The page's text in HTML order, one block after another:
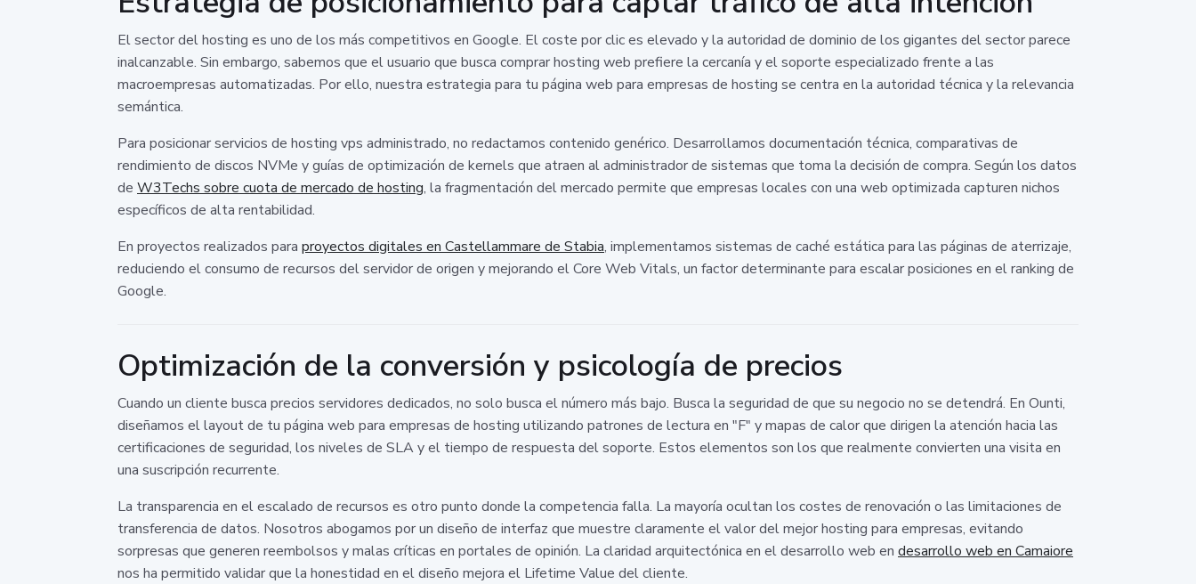
El sector del hosting es uno de los más competitivos en Google. El coste por clic es elevado y la autoridad de dominio de los gigantes del sector parece
inalcanzable. Sin embargo, sabemos que el usuario que busca comprar hosting web prefiere la cercanía y el soporte especializado frente a las
macroempresas automatizadas. Por ello, nuestra estrategia para tu página web para empresas de hosting se centra en la autoridad técnica y la relevancia
semántica.
Para posicionar servicios de hosting vps administrado, no redactamos contenido genérico. Desarrollamos documentación técnica, comparativas de
rendimiento de discos NVMe y guías de optimización de kernels que atraen al administrador de sistemas que toma la decisión de compra. Según los datos
de W3Techs sobre cuota de mercado de hosting, la fragmentación del mercado permite que empresas locales con una web optimizada capturen nichos
específicos de alta rentabilidad.
En proyectos realizados para proyectos digitales en Castellammare de Stabia, implementamos sistemas de caché estática para las páginas de aterrizaje,
reduciendo el consumo de recursos del servidor de origen y mejorando el Core Web Vitals, un factor determinante para escalar posiciones en el ranking de
Google.
Optimización de la conversión y psicología de precios
Cuando un cliente busca precios servidores dedicados, no solo busca el número más bajo. Busca la seguridad de que su negocio no se detendrá. En Ounti,
diseñamos el layout de tu página web para empresas de hosting utilizando patrones de lectura en "F" y mapas de calor que dirigen la atención hacia las
certificaciones de seguridad, los niveles de SLA y el tiempo de respuesta del soporte. Estos elementos son los que realmente convierten una visita en
una suscripción recurrente.
La transparencia en el escalado de recursos es otro punto donde la competencia falla. La mayoría ocultan los costes de renovación o las limitaciones de
transferencia de datos. Nosotros abogamos por un diseño de interfaz que muestre claramente el valor del mejor hosting para empresas, evitando
sorpresas que generen reembolsos y malas críticas en portales de opinión. La claridad arquitectónica en el desarrollo web en desarrollo web en Camaiore
nos ha permitido validar que la honestidad en el diseño mejora el Lifetime Value del cliente.